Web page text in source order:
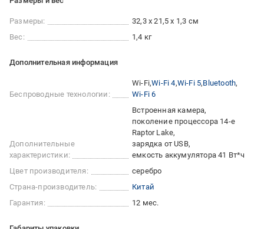
Размеры:
32,3 x 21,5 x 1,3 см
Вес:
1,4 кг
Дополнительная информация
Беспроводные технологии:
Wi-Fi Wi-Fi 4 Wi-Fi 5 Bluetooth
Wi-Fi 6
Дополнительные
характеристики:
Встроенная камера
поколение процессора 14-е
Raptor Lake
зарядка от USB
емкость аккумулятора 41 Вт*ч
Цвет производителя:
серебро
Страна-производитель:
Китай
Гарантия:
12 мес.